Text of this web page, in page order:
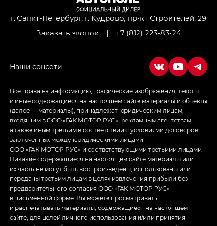
г. Санкт-Петербург, г. Кудрово, пр-кт Строителей, 29
Заказать звонок
| +7 (812) 223-83-24
Все права на информацию, графические изображения, тексты
и иные содержащиеся на настоящем сайте материалы и объекты
(далее — материалы), принадлежат юридическим лицам,
входящим в ООО «ГАК МОТОР РУС», рекламным агентствам,
а также иным третьим в соответствии с условиями договоров,
заключенных между юридическими лицами
ООО «ГАК МОТОР РУС» и соответствующими третьими лицами.
Никакие содержащиеся на настоящем сайте материалы или
их часть не могут быть воспроизведены, использованы или
переданы третьим лицам в целях извлечения прибыли без
предварительного согласия ООО «ГАК МОТОР РУС»
в письменной форме. Вы можете просматривать
и распечатывать материалы, содержащиеся на настоящем
сайте, для целей личного использования и/или принятия